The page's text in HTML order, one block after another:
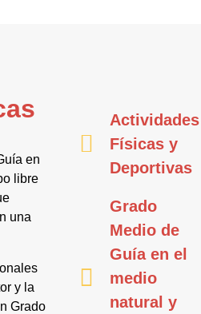
en
libre
una
y la
Grado
Actividades
Físicas y
Deportivas
Grado
Medio de
Guía en el
medio
natural y